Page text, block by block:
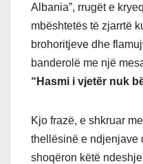
Albania”, rrugët e
mbështetës të zjarrtë
brohoritjeve dhe
banderolë me një
“Hasmi i vjetër nuk
Kjo frazë, e shkruar
thellësinë e ndjenjave
shoqëron këtë